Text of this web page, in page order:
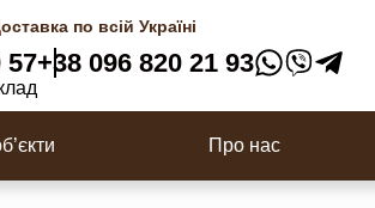
по всій Україні
57+38 096 820 21 93
Про нас